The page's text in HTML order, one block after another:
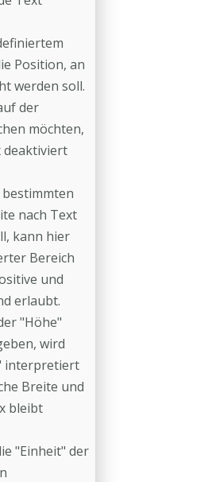
Position, an
werden soll.
der
möchten,
deaktiviert
nach Text
kann hier
Bereich
und
erlaubt.
"Höhe"
wird
interpretiert
Breite und
bleibt
"Einheit" der